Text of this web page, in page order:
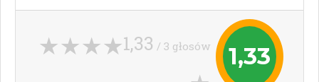
1,33
1,33 / 3 głosów